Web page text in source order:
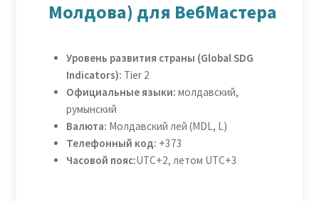
Молдова) для ВебМастера
Уровень развития страны (Global SDG
Indicators): Tier 2
Официальные языки: молдавский,
румынский
Валюта: Молдавский лей (MDL, L)
Телефонный код: +373
Часовой пояс:UTC+2, летом UTC+3